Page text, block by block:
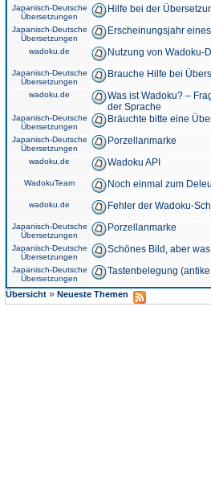
Japanisch-Deutsche
Übersetzungen
Hilfe bei der
Japanisch-Deutsche
Übersetzungen
Erscheinungsjahr
wadoku.de Nutzung von Wadoku-
Japanisch-Deutsche
Übersetzungen
Brauche Hilfe bei
wadoku.de
Was ist Wadoku? –
der Sprache
Japanisch-Deutsche
Übersetzungen
Bräuchte bitte eine
Japanisch-Deutsche
Übersetzungen
Porzellanmarke
wadoku.de Wadoku API
WadokuTeam Noch einmal zum
wadoku.de Fehler der Wadoku-
Japanisch-Deutsche
Übersetzungen
Porzellanmarke
Japanisch-Deutsche
Übersetzungen
Schönes Bild, aber
Japanisch-Deutsche
Übersetzungen
Tastenbelegung
Übersicht » Neueste Themen